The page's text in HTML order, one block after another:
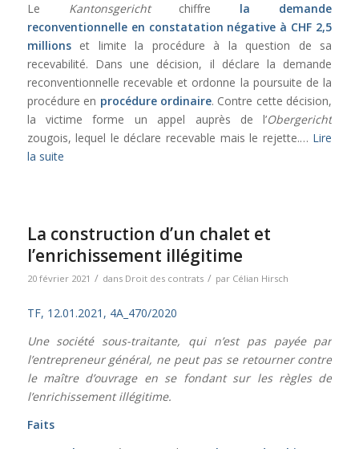
Le Kantonsgerichtchiffre la demande
reconventionnelle en constatation négative à CHF 2,5
millionset limite la procédure à la question de sa
recevabilité. Dans une décision, il déclare la demande
reconventionnelle recevable et ordonne la poursuite de la
procédure en procédure ordinaire. Contre cette décision,
la victime forme un appel auprès de l’Obergericht
zougois, lequel le déclare recevable mais le rejette.… Lire
la suite
La construction d’un chalet et
l’enrichissement illégitime
20 février 2021 / dans Droit des contrats / par Célian Hirsch
TF, 12.01.2021, 4A_470/2020
Une société sous-traitante, qui n’est pas payée par
l’entrepreneur général, ne peut pas se retourner contre
le maître d’ouvrage en se fondant sur les règles de
l’enrichissement illégitime.
Faits